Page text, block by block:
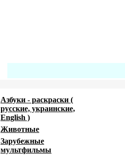
Азбуки - раскраски (
русские, украинские,
English )
Животные
Зарубежные
мультфильмы